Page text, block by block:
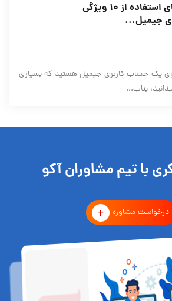
راهنمای استفاده از ۱۰ ویژگی
جیمیل...
یک حساب کاربری جیمیل هستید که بسیاری
بناب...
با تیم مشاوران آکو
درخواست مشاوره